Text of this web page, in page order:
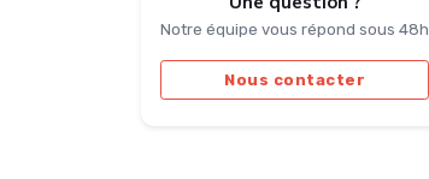
Notre équipe vous répond sous 48h
Nous contacter